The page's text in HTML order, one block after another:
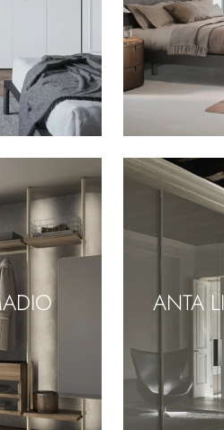
ANTA